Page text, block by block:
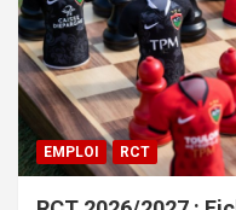
EMPLOI RCT